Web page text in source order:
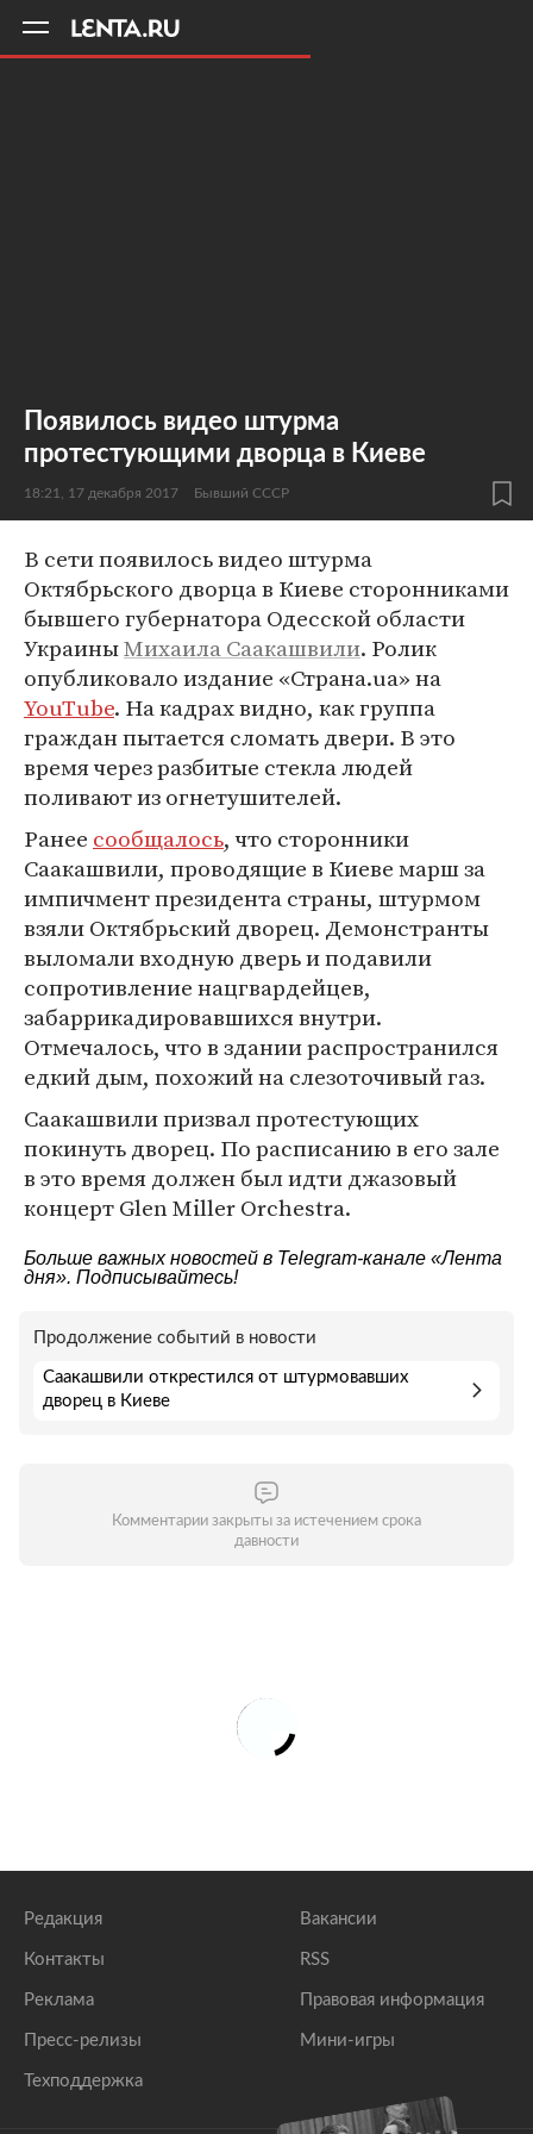
Появилось видео штурма
протестующими дворца в Киеве
18:21, 17 декабря 2017 Бывший СССР
В сети появилось видео штурма
Октябрьского дворца в Киеве сторонниками
бывшего губернатора Одесской области
УкраиныМихаила Саакашвили. Ролик
опубликовало издание «Страна.ua» на
YouTube. На кадрах видно, как группа
граждан пытается сломать двери. В это
время через разбитые стекла людей
поливают из огнетушителей.
Ранее сообщалось, что сторонники
Саакашвили, проводящие в Киеве марш за
импичмент президента страны, штурмом
взяли Октябрьский дворец. Демонстранты
выломали входную дверь и подавили
сопротивление нацгвардейцев,
забаррикадировавшихся внутри.
Отмечалось, что в здании распространился
едкий дым, похожий на слезоточивый газ.
Саакашвили призвал протестующих
покинуть дворец. По расписанию в его зале
в это время должен был идти джазовый
концерт Glen Miller Orchestra.
Больше важных новостей в Telegram-канале «Лента
дня». Подписывайтесь!
Продолжение событий в новости
Саакашвили открестился от штурмовавших
дворец в Киеве
Комментарии закрыты за истечением срока
давности
Редакция
Контакты
Реклама
Пресс-релизы
Техподдержка
Вакансии
RSS
Правовая информация
Мини-игры